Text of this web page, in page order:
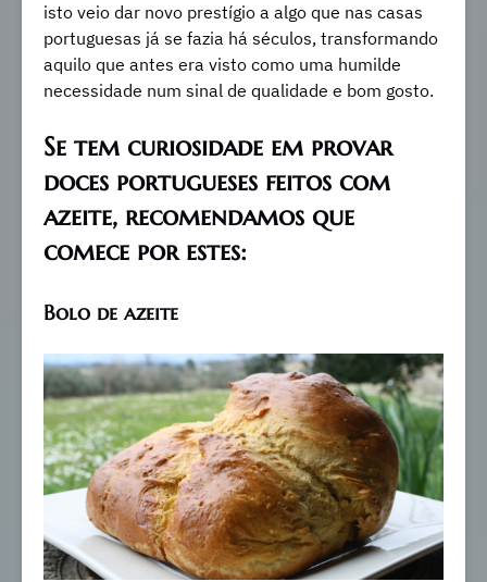
isto veio dar novo prestígio a algo que nas casas
portuguesas já se fazia há séculos, transformando
aquilo que antes era visto como uma humilde
necessidade num sinal de qualidade e bom gosto.
Se tem curiosidade em provar
doces portugueses feitos com
azeite, recomendamos que
comece por estes:
Bolo de azeite